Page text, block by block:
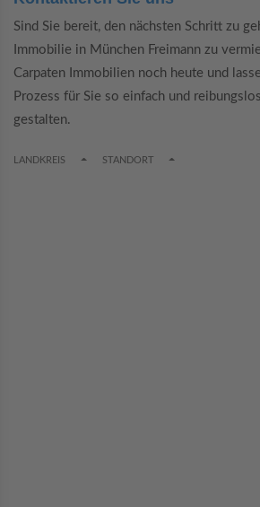
Sind Sie bereit, den nächsten Schritt zu
Immobilie in München Freimann zu
Carpaten Immobilien noch heute und
Prozess für Sie so einfach und
gestalten.
LANDKREIS TOGGLE DROPDOWN
STANDORT TOGGLE